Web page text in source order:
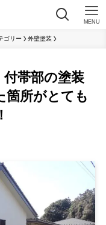
MENU
ゴリー 外壁塗装
付帯部の塗装
箇所がとても